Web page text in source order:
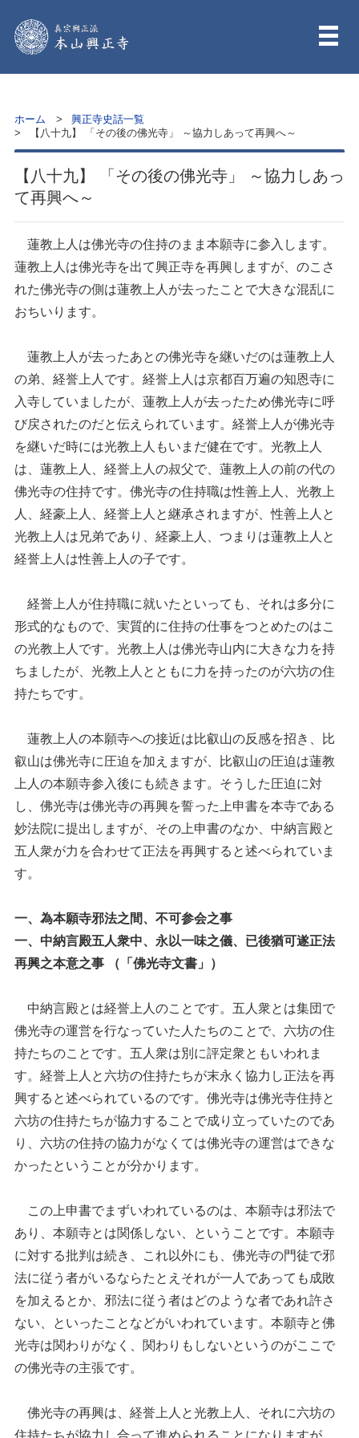
ホーム
興正寺史話一覧
【八十九】 「その後の佛光寺」 ～協力しあって再興へ～
【八十九】 「その後の佛光寺」 ～協力しあっ
て再興へ～
蓮教上人は佛光寺の住持のまま本願寺に参入します。
蓮教上人は佛光寺を出て興正寺を再興しますが、のこさ
れた佛光寺の側は蓮教上人が去ったことで大きな混乱に
おちいります。
蓮教上人が去ったあとの佛光寺を継いだのは蓮教上人
の弟、経誉上人です。経誉上人は京都百万遍の知恩寺に
入寺していましたが、蓮教上人が去ったため佛光寺に呼
び戻されたのだと伝えられています。経誉上人が佛光寺
を継いだ時には光教上人もいまだ健在です。光教上人
は、蓮教上人、経誉上人の叔父で、蓮教上人の前の代の
佛光寺の住持です。佛光寺の住持職は性善上人、光教上
人、経豪上人、経誉上人と継承されますが、性善上人と
光教上人は兄弟であり、経豪上人、つまりは蓮教上人と
経誉上人は性善上人の子です。
経誉上人が住持職に就いたといっても、それは多分に
形式的なもので、実質的に住持の仕事をつとめたのはこ
の光教上人です。光教上人は佛光寺山内に大きな力を持
ちましたが、光教上人とともに力を持ったのが六坊の住
持たちです。
蓮教上人の本願寺への接近は比叡山の反感を招き、比
叡山は佛光寺に圧迫を加えますが、比叡山の圧迫は蓮教
上人の本願寺参入後にも続きます。そうした圧迫に対
し、佛光寺は佛光寺の再興を誓った上申書を本寺である
妙法院に提出しますが、その上申書のなか、中納言殿と
五人衆が力を合わせて正法を再興すると述べられていま
す。
一、為本願寺邪法之間、不可参会之事
一、中納言殿五人衆中、永以一味之儀、已後猶可遂正法
再興之本意之事 （「佛光寺文書」）
中納言殿とは経誉上人のことです。五人衆とは集団で
佛光寺の運営を行なっていた人たちのことで、六坊の住
持たちのことです。五人衆は別に評定衆ともいわれま
す。経誉上人と六坊の住持たちが末永く協力し正法を再
興すると述べられているのです。佛光寺は佛光寺住持と
六坊の住持たちが協力することで成り立っていたのであ
り、六坊の住持の協力がなくては佛光寺の運営はできな
かったということが分かります。
この上申書でまずいわれているのは、本願寺は邪法で
あり、本願寺とは関係しない、ということです。本願寺
に対する批判は続き、これ以外にも、佛光寺の門徒で邪
法に従う者がいるならたとえそれが一人であっても成敗
を加えるとか、邪法に従う者はどのような者であれ許さ
ない、といったことなどがいわれています。本願寺と佛
光寺は関わりがなく、関わりもしないというのがここで
の佛光寺の主張です。
佛光寺の再興は、経誉上人と光教上人、それに六坊の